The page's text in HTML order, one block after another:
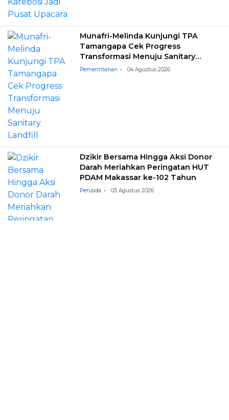
Munafri-Melinda Kunjungi TPA
Tamangapa Cek Progress
Transformasi Menuju Sanitary
Landfill
Pemerintahan 04 Agustus 2026
Dzikir Bersama Hingga Aksi Donor
Darah Meriahkan Peringatan HUT
PDAM Makassar ke-102 Tahun
Perusda 03 Agustus 2026